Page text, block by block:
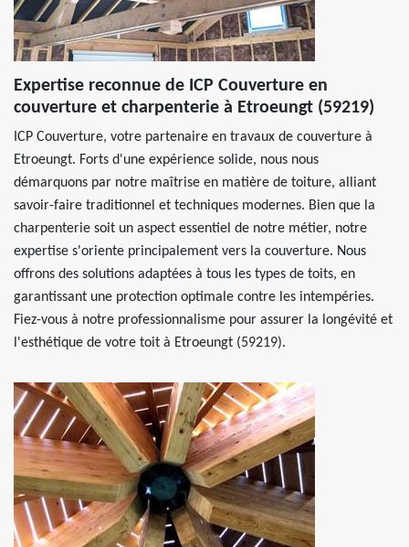
Expertise reconnue de ICP Couverture en
couverture et charpenterie à Etroeungt (59219)
ICP Couverture, votre partenaire en travaux de couverture à
Etroeungt. Forts d'une expérience solide, nous nous
démarquons par notre maîtrise en matière de toiture, alliant
savoir-faire traditionnel et techniques modernes. Bien que la
charpenterie soit un aspect essentiel de notre métier, notre
expertise s'oriente principalement vers la couverture. Nous
offrons des solutions adaptées à tous les types de toits, en
garantissant une protection optimale contre les intempéries.
Fiez-vous à notre professionnalisme pour assurer la longévité et
l'esthétique de votre toit à Etroeungt (59219).